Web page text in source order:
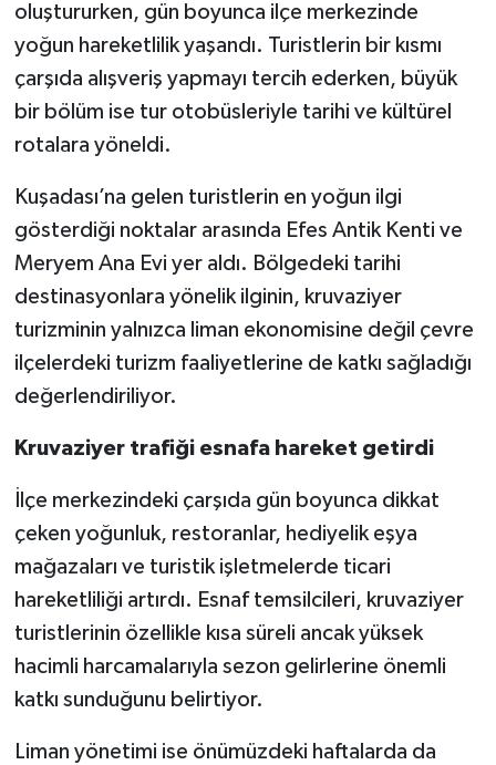
oluştururken, gün boyunca ilçe merkezinde
yoğun hareketlilik yaşandı. Turistlerin bir kısmı
çarşıda alışveriş yapmayı tercih ederken, büyük
bir bölüm ise tur otobüsleriyle tarihi ve kültürel
rotalara yöneldi.
Kuşadası’na gelen turistlerin en yoğun ilgi
gösterdiği noktalar arasında Efes Antik Kenti ve
Meryem Ana Evi yer aldı. Bölgedeki tarihi
destinasyonlara yönelik ilginin, kruvaziyer
turizminin yalnızca liman ekonomisine değil çevre
ilçelerdeki turizm faaliyetlerine de katkı sağladığı
değerlendiriliyor.
Kruvaziyer trafiği esnafa hareket getirdi
İlçe merkezindeki çarşıda gün boyunca dikkat
çeken yoğunluk, restoranlar, hediyelik eşya
mağazaları ve turistik işletmelerde ticari
hareketliliği artırdı. Esnaf temsilcileri, kruvaziyer
turistlerinin özellikle kısa süreli ancak yüksek
hacimli harcamalarıyla sezon gelirlerine önemli
katkı sunduğunu belirtiyor.
Liman yönetimi ise önümüzdeki haftalarda da